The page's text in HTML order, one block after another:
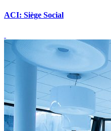
ACI: Siège Social